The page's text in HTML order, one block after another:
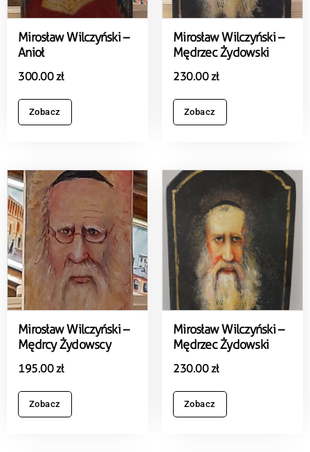
Mirosław Wilczyński –
Anioł
300.00zł
Zobacz
Mirosław Wilczyński –
Mędrzec Żydowski
230.00zł
Zobacz
Mirosław Wilczyński –
Mędrcy Żydowscy
195.00zł
Zobacz
Mirosław Wilczyński –
Mędrzec Żydowski
230.00zł
Zobacz